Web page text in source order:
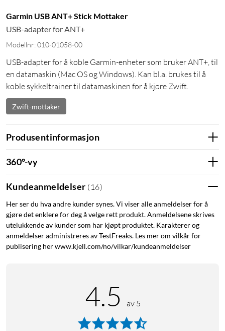
Garmin USB ANT+ Stick Mottaker
USB-adapter for ANT+
Modellnr: 010-01058-00
USB-adapter for å koble Garmin-enheter som bruker ANT+, til
en datamaskin (Mac OS og Windows). Kan bl.a. brukes til å
koble sykkeltrainer til datamaskinen for å kjøre Zwift.
Zwift-mottaker
Produsentinformasjon
360°-vy
Kundeanmeldelser ( 16)
Her ser du hva andre kunder synes. Vi viser alle anmeldelser for å
gjøre det enklere for deg å velge rett produkt. Anmeldelsene skrives
utelukkende av kunder som har kjøpt produktet. Karakterer og
anmeldelser administreres av TestFreaks. Les mer om vilkår for
publisering her www.kjell.com/no/vilkar/kundeanmeldelser
4.5 av 5